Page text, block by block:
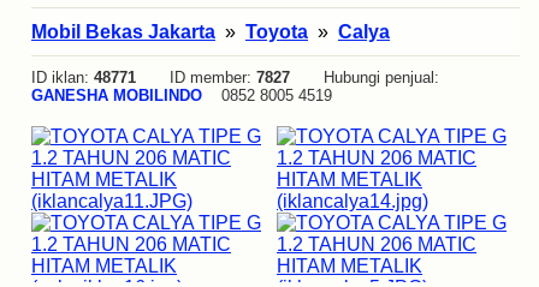
Mobil Bekas Jakarta » Toyota » Calya
ID iklan: 48771 ID member: 7827 Hubungi penjual:
GANESHA MOBILINDO
0852 8005 4519